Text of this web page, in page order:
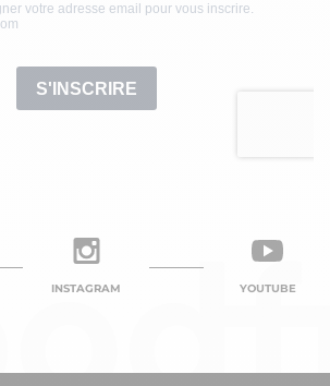
INSTAGRAM YOUTUBE